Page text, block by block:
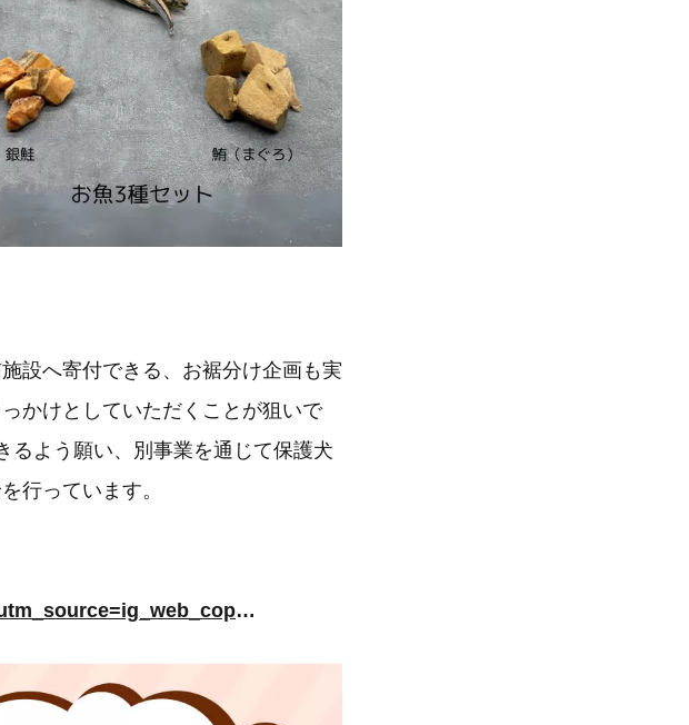
設へ寄付できる、お裾分け企画も実
かけとしていただくことが狙いで
るよう願い、別事業を通じて保護犬
行っています。
https://www.instagram.com/reel/C-NGGllP2Ok/?utm_source=ig_web_copy_link&igsh=MzRlODBiNWFlZA==